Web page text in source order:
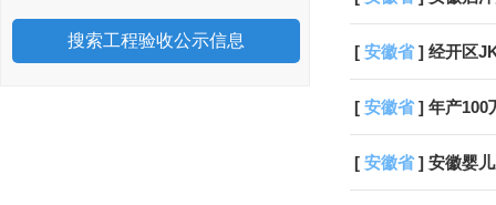
[ 安徽省] 经开区
[ 安徽省] 年产100万
[ 安徽省] 安徽婴